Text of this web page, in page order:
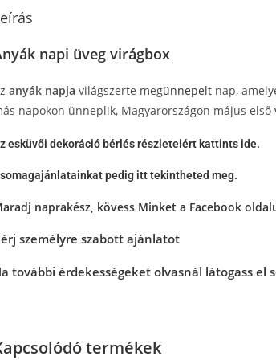
napi üveg virágbox
anyák napja világszerte megünnepelt nap,
napokon ünneplik, Magyarországon május első
esküvői dekoráció bérlés részleteiért kattints ide.
pedig itt tekintheted meg.
naprakész, kövess Minket a Facebook
személyre szabott ajánlatot
további érdekességeket olvasnál látogass el
termékek